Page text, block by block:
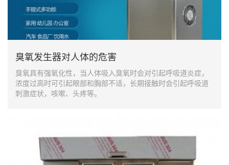
臭氧发生器对人体的危害
臭氧具有强氧化性，当人体吸入臭氧时会对引起呼吸道炎症，
浓度过高时可引起眼部和胸部不适，长期接触时会引起呼吸道
刺激症状，咳嗽、头疼等。